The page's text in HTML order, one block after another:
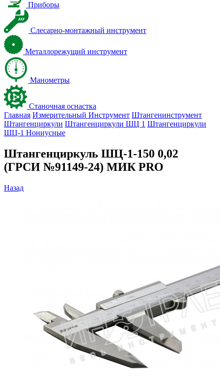
Приборы
Слесарно-монтажный инструмент
Металлорежущий инструмент
Манометры
Станочная оснастка
Главная Измерительный Инструмент Штангенинструмент
Штангенциркули Штангенциркули ШЦ 1 Штангенциркули
ШЦ-1 Нониусные
Штангенциркуль ШЦ-1-150 0,02
(ГРСИ №91149-24) МИК PRO
Назад